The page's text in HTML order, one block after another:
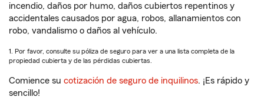
incendio, daños por humo, daños cubiertos repentinos y
accidentales causados por agua, robos, allanamientos con
robo, vandalismo o daños al vehículo.
1. Por favor, consulte su póliza de seguro para ver a una lista completa de la
propiedad cubierta y de las pérdidas cubiertas.
Comience su cotización de seguro de inquilinos. ¡Es rápido y
sencillo!